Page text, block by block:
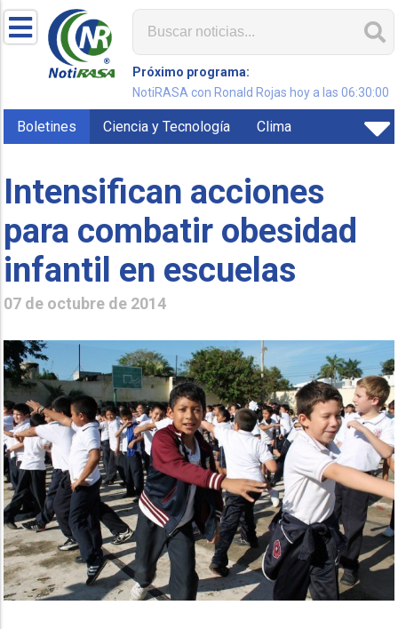
Próximo programa:
NotiRASA con Ronald Rojas hoy a las 06:30:00
Boletines Ciencia y Tecnología Clima
Intensifican acciones
para combatir obesidad
infantil en escuelas
07 de octubre de 2014